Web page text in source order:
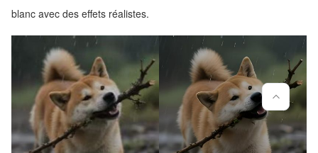
blanc avec des effets réalistes.